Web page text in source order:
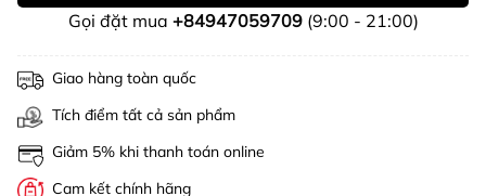
Gọi đặt mua +84947059709(9:00 - 21:00)
Giao hàng toàn quốc
Tích điểm tất cả sản phẩm
Giảm 5% khi thanh toán online
Cam kết chính hãng